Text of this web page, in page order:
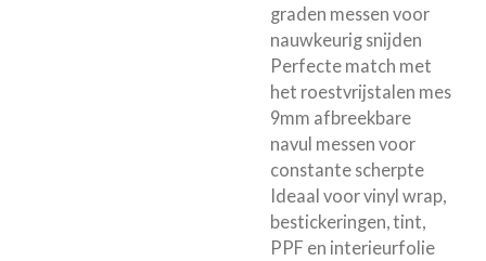
graden messen voor
nauwkeurig snijden
Perfecte match met
het roestvrijstalen mes
9mm afbreekbare
navul messen voor
constante scherpte
Ideaal voor vinyl wrap,
bestickeringen, tint,
PPF en interieurfolie